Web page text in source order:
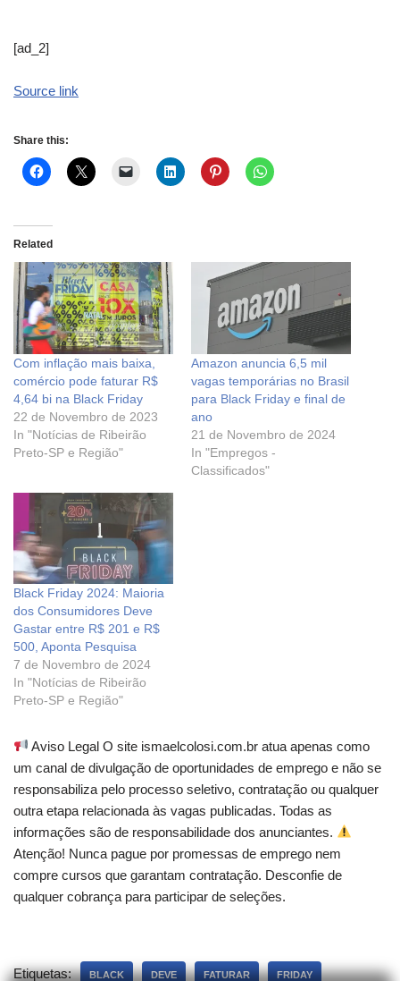
[ad_2]
Source link
Share this:
Related
Com inflação mais baixa,
comércio pode faturar R$
4,64 bi na Black Friday
22 de Novembro de 2023
In "Notícias de Ribeirão
Preto-SP e Região"
Amazon anuncia 6,5 mil
vagas temporárias no Brasil
para Black Friday e final de
ano
21 de Novembro de 2024
In "Empregos -
Classificados"
Black Friday 2024: Maioria
dos Consumidores Deve
Gastar entre R$ 201 e R$
500, Aponta Pesquisa
7 de Novembro de 2024
In "Notícias de Ribeirão
Preto-SP e Região"
Aviso Legal O site ismaelcolosi.com.br atua apenas como
um canal de divulgação de oportunidades de emprego e não se
responsabiliza pelo processo seletivo, contratação ou qualquer
outra etapa relacionada às vagas publicadas. Todas as
informações são de responsabilidade dos anunciantes.
Atenção! Nunca pague por promessas de emprego nem
compre cursos que garantam contratação. Desconfie de
qualquer cobrança para participar de seleções.
Etiquetas: BLACK DEVE FATURAR FRIDAY